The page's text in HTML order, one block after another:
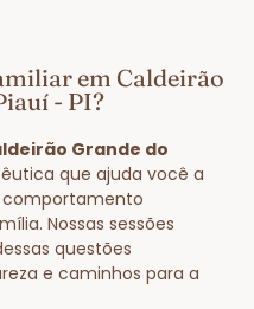
em Caldeirão
- PI?
Grande do
que ajuda você a
comportamento
Nossas sessões
questões
e caminhos para a